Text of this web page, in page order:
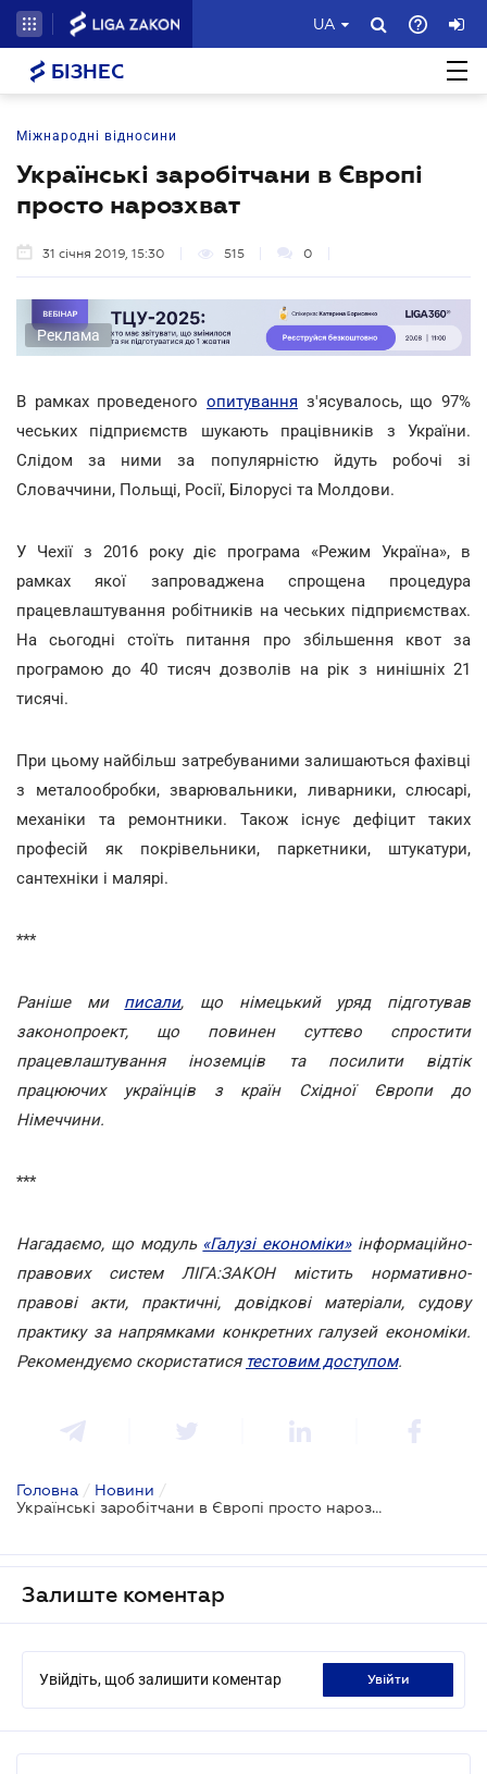
UA
БІЗНЕС
Міжнародні відносини
Українські заробітчани в Європі
просто нарозхват
31 січня 2019, 15:30 515 0
Реклама
В рамках проведеного опитування з'ясувалось, що 97%
чеських підприємств шукають працівників з України.
Слідом за ними за популярністю йдуть робочі зі
Словаччини, Польщі, Росії, Білорусі та Молдови.
У Чехії з 2016 року діє програма «Режим Україна», в
рамках якої запроваджена спрощена процедура
працевлаштування робітників на чеських підприємствах.
На сьогодні стоїть питання про збільшення квот за
програмою до 40 тисяч дозволів на рік з нинішніх 21
тисячі.
При цьому найбільш затребуваними залишаються фахівці
з металообробки, зварювальники, ливарники, слюсарі,
механіки та ремонтники. Також існує дефіцит таких
професій як покрівельники, паркетники, штукатури,
сантехніки і малярі.
***
Раніше ми писали, що німецький уряд підготував
законопроект, що повинен суттєво спростити
працевлаштування іноземців та посилити відтік
працюючих українців з країн Східної Європи до
Німеччини.
***
Нагадаємо, що модуль «Галузі економіки»інформаційно-
правових систем ЛІГА:ЗАКОН містить нормативно-
правові акти, практичні, довідкові матеріали, судову
практику за напрямками конкретних галузей економіки.
Рекомендуємо скористатися тестовим доступом.
Головна / Новини /
Українські заробітчани в Європі просто нарозхват
Залиште коментар
Увійдіть, щоб залишити коментар увійти